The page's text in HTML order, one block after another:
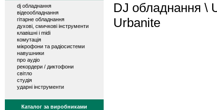
dj обладнання
відеообладнання
гітарне обладнання
духові, смичкові інструменти
клавішні і midi
комутація
мікрофони та радіосистеми
навушники
про аудіо
рекордери / диктофони
світло
студія
ударні інструменти
Каталог за виробниками
DJ обладнання \
Urbanite